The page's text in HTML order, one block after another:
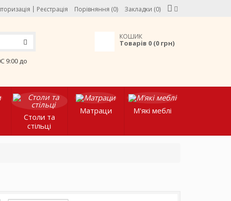
| Реєстрація Порівняння (0) Закладки (0)
C 9:00 до
КОШИК
Товарів 0 (0 грн)
Столи та
стільці
Матраци М'які меблі